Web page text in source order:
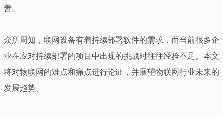
善。
众所周知，联网设备有着持续部署软件的需求，而当前很多企
业在应对持续部署的项目中出现的挑战时往往经验不足。本文
将对物联网的难点和痛点进行论证，并展望物联网行业未来的
发展趋势。